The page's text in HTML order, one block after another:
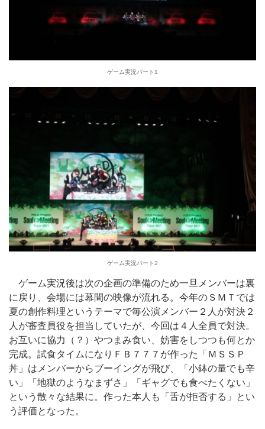
ゲーム実況パート1
ゲーム実況パート2
ゲーム実況後は次の企画の準備のため一旦メンバーは裏
に戻り、会場には幕間の映像が流れる。今年のＳＭＴでは
夏の創作料理というテーマで毎公演メンバー２人が対決２
人が審査員役を担当していたが、今回は４人全員で対決。
お互いに協力（？）やつまみ食い、妨害をしつつも何とか
完成。試食タイムになりＦＢ７７７が作った「ＭＳＳＰ
丼」はメンバーからブーイングが飛び、「小鉢の量でも辛
い」「地獄のようなまずさ」「ギャグでも食べたくない」
という散々な結果に。作った本人も「舌が拒否する」とい
う評価となった。